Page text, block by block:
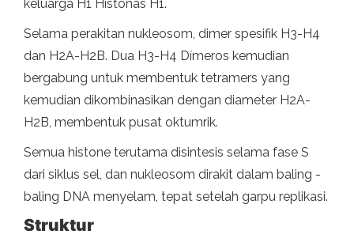
keluarga H1 Histonas H1.
Selama perakitan nukleosom, dimer spesifik H3-H4
dan H2A-H2B. Dua H3-H4 Dímeros kemudian
bergabung untuk membentuk tetramers yang
kemudian dikombinasikan dengan diameter H2A-
H2B, membentuk pusat oktumrik.
Semua histone terutama disintesis selama fase S
dari siklus sel, dan nukleosom dirakit dalam baling -
baling DNA menyelam, tepat setelah garpu replikasi.
Struktur